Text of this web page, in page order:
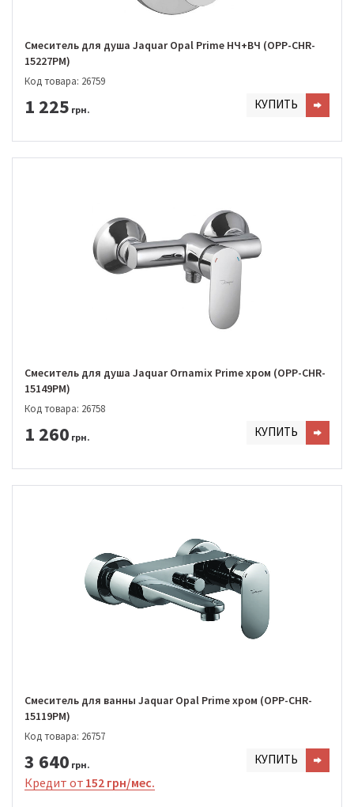
Смеситель для душа Jaquar Opal Prime НЧ+ВЧ (OPP-CHR-
15227PM)
Код товара: 26759
1 225 грн. КУПИТЬ
Смеситель для душа Jaquar Ornamix Prime хром (OPP-CHR-
15149PM)
Код товара: 26758
1 260 грн. КУПИТЬ
Смеситель для ванны Jaquar Opal Prime хром (OPP-CHR-
15119PM)
Код товара: 26757
3 640 грн. КУПИТЬ
Кредит от 152 грн/мес.